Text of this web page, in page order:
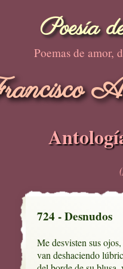
Poesía
Poemas de amor,
724 - Desnudos
Me desvisten sus
van deshaciendo